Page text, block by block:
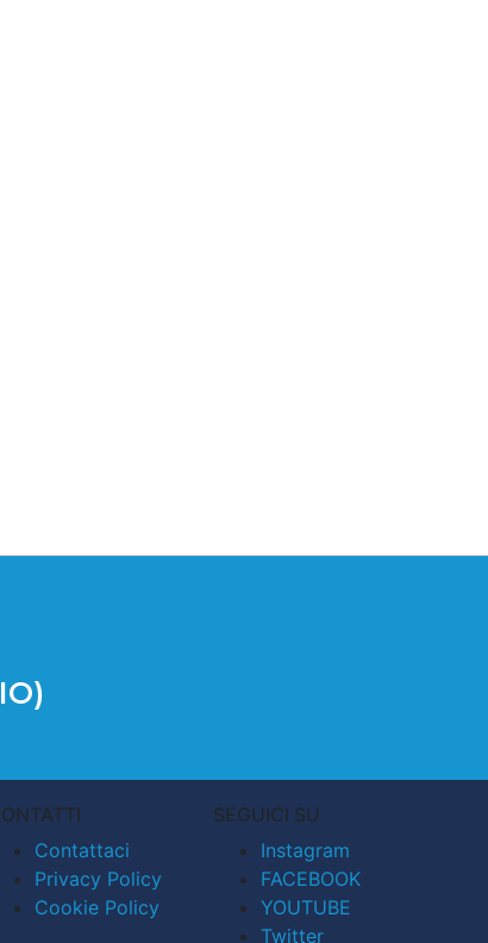
Contattaci
Privacy Policy
Cookie Policy
SEGUICI SU
Instagram
FACEBOOK
YOUTUBE
Twitter